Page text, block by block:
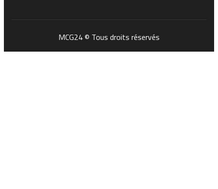
MCG24 © Tous droits réservés